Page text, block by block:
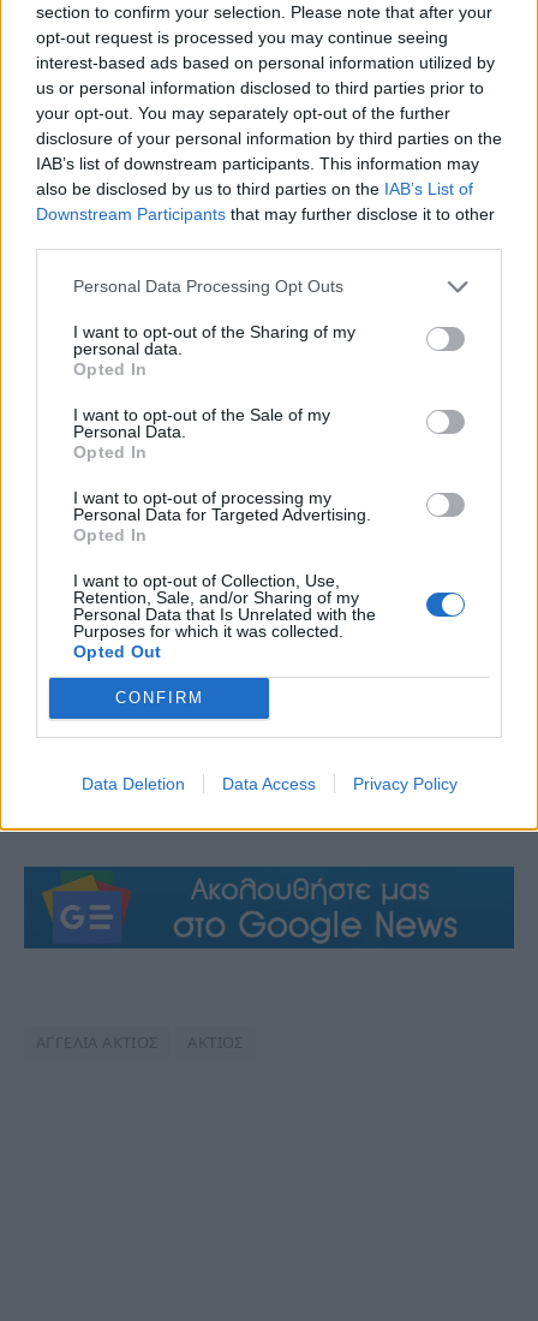
section to confirm your selection. Please note that after your
opt-out request is processed you may continue seeing
interest-based ads based on personal information utilized by
us or personal information disclosed to third parties prior to
your opt-out. You may separately opt-out of the further
disclosure of your personal information by third parties on the
IAB’s list of downstream participants. This information may
also be disclosed by us to third parties on the IAB’s List of
Downstream Participants that may further disclose it to other
Personal Data Processing Opt Outs
I want to opt-out of the Sharing of my
personal data.
Opted In
I want to opt-out of the Sale of my
Personal Data.
Opted In
I want to opt-out of processing my
Personal Data for Targeted Advertising.
Opted In
I want to opt-out of Collection, Use,
Retention, Sale, and/or Sharing of my
Personal Data that Is Unrelated with the
Purposes for which it was collected.
Opted Out
CONFIRM
Data Deletion Data Access Privacy Policy
ΑΓΓΕΛΙΑ ΑΚΤΙΟΣ ΑΚΤΙΟΣ